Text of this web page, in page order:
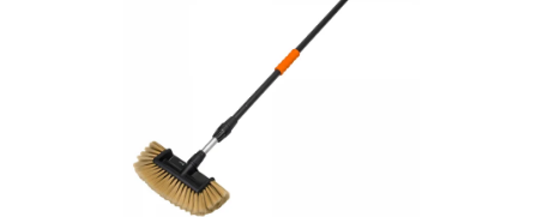
CHEMIE - BEZKONTAKTNÍ MYČKY
HODNOCENÍ OBCHODU
Jak nakupovat